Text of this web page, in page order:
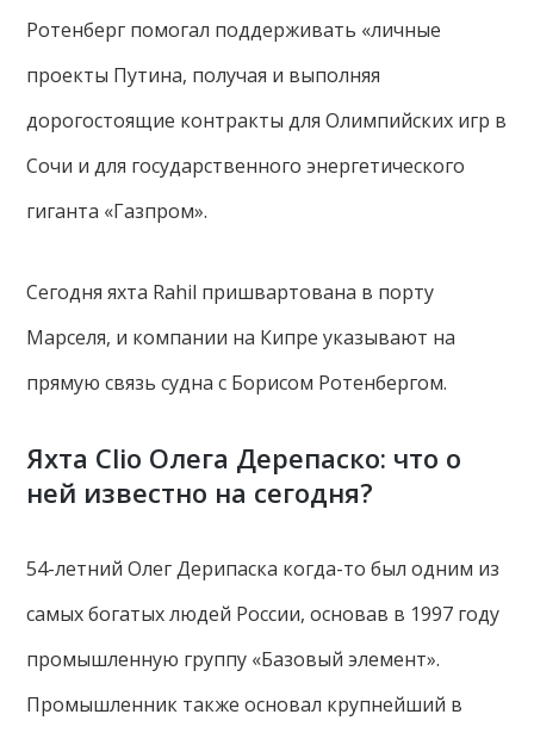
Ротенберг помогал поддерживать «личные
проекты Путина, получая и выполняя
дорогостоящие контракты для Олимпийских игр в
Сочи и для государственного энергетического
гиганта «Газпром».
Сегодня яхта Rahil пришвартована в порту
Марселя, и компании на Кипре указывают на
прямую связь судна с Борисом Ротенбергом.
Яхта Clio Олега Дерепаско: что о
ней известно на сегодня?
54-летний Олег Дерипаска когда-то был одним из
самых богатых людей России, основав в 1997 году
промышленную группу «Базовый элемент».
Промышленник также основал крупнейший в